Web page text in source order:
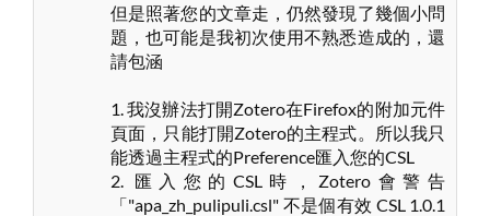
但是照著您的文章走，仍然發現了幾個小問
題，也可能是我初次使用不熟悉造成的，還
請包涵
1. 我沒辦法打開Zotero在Firefox的附加元件
頁面，只能打開Zotero的主程式。所以我只
能透過主程式的Preference匯入您的CSL
2. 匯入您的CSL時，Zotero會警告
「"apa_zh_pulipuli.csl" 不是個有效 CSL 1.0.1